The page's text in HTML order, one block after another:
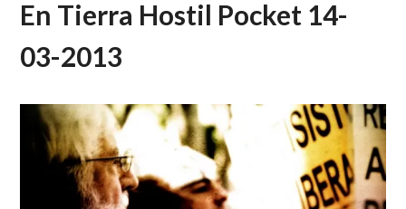
En Tierra Hostil Pocket 14-
03-2013